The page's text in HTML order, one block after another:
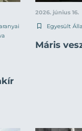
2026. június 16.
Egyesült
Máris